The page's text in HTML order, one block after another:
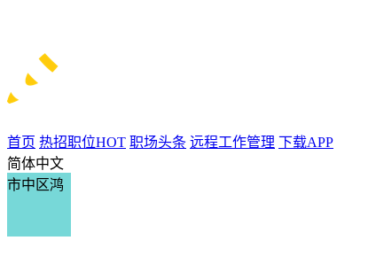
首页 热招职位HOT 职场头条 远程工作管理 下载APP
简体中文
市中区鸿